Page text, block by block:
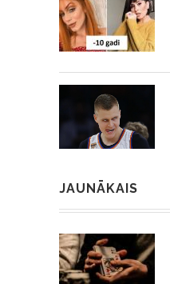
JAUNĀKAIS